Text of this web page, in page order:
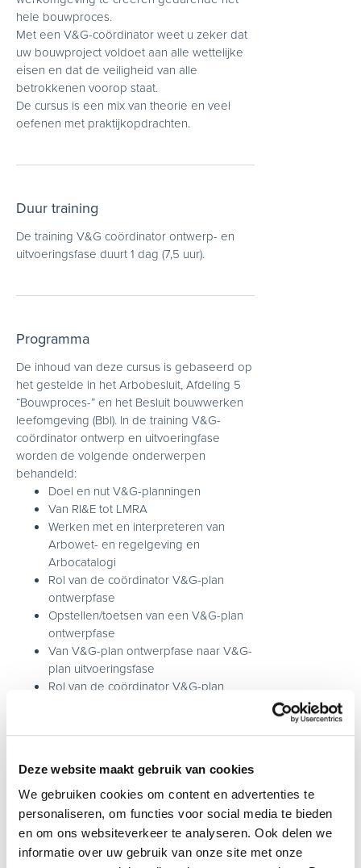
Deze website maakt gebruik van cookies
We gebruiken cookies om content en advertenties te
personaliseren, om functies voor social media te bieden
en om ons websiteverkeer te analyseren. Ook delen we
informatie over uw gebruik van onze site met onze
hele bouwproces.
Met een V&G-coördinator weet u zeker dat
uw bouwproject voldoet aan alle wettelijke
eisen en dat de veiligheid van alle
betrokkenen voorop staat.
De cursus is een mix van theorie en veel
oefenen met praktijkopdrachten.
Duur training
De training V&G coördinator ontwerp- en
uitvoeringsfase duurt 1 dag (7,5 uur).
Programma
De inhoud van deze cursus is gebaseerd op
het gestelde in het Arbobesluit, Afdeling 5
“Bouwproces-” en het Besluit bouwwerken
leefomgeving (Bbl). In de training V&G-
coördinator ontwerp en uitvoeringfase
worden de volgende onderwerpen
behandeld:
Doel en nut V&G-planningen
Van RI&E tot LMRA
Werken met en interpreteren van
Arbowet- en regelgeving en
Arbocatalogi
Rol van de coördinator V&G-plan
ontwerpfase
Opstellen/toetsen van een V&G-plan
ontwerpfase
Van V&G-plan ontwerpfase naar V&G-
plan uitvoeringsfase
Rol van de coördinator V&G-plan
uitvoeringsfase
onder/neven aannemers
Functie van V&G-deelplannen
Het beoordelen van V&G-
deelplannen
Integreren van V&G-deelplannen
Van statisch naar dynamisch V&G plan